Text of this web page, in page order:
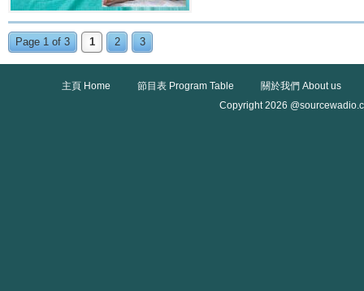
Page 1 of 3 1 2 3
主頁 Home 節目表 Program Table
關於我們 About us
Copyright 2026